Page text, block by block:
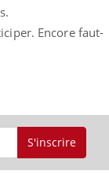
Encore faut-
S'inscrire